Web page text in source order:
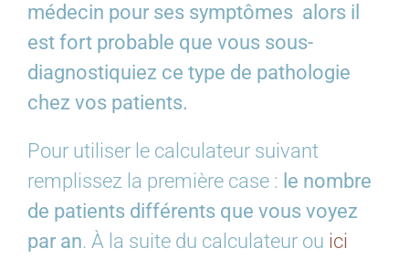
médecin pour ses symptômes alors il
est fort probable que vous sous-
diagnostiquiez ce type de pathologie
chez vos patients.
Pour utiliser le calculateur suivant
remplissez la première case : le nombre
de patients différents que vous voyez
par an. À la suite du calculateur ou ici